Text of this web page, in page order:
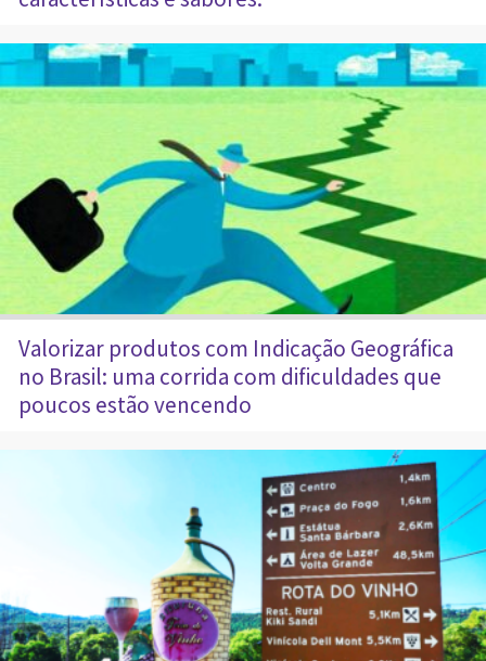
Valorizar produtos com Indicação Geográfica
no Brasil: uma corrida com dificuldades que
poucos estão vencendo